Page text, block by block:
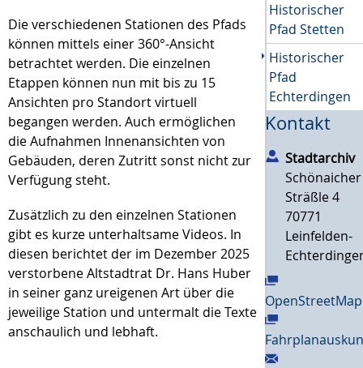
Die verschiedenen Stationen des Pfads
können mittels einer 360°-Ansicht
betrachtet werden. Die einzelnen
Etappen können nun mit bis zu 15
Ansichten pro Standort virtuell
begangen werden. Auch ermöglichen
die Aufnahmen Innenansichten von
Gebäuden, deren Zutritt sonst nicht zur
Verfügung steht.
Zusätzlich zu den einzelnen Stationen
gibt es kurze unterhaltsame Videos. In
diesen berichtet der im Dezember 2025
verstorbene Altstadtrat Dr. Hans Huber
in seiner ganz ureigenen Art über die
jeweilige Station und untermalt die Texte
anschaulich und lebhaft.
Historischer
Pfad Stetten
Historischer
Pfad
Echterdingen
Kontakt
Stadtarchiv
Schönaicher
Sträßle 4
70771
Leinfelden-
OpenStreetMap